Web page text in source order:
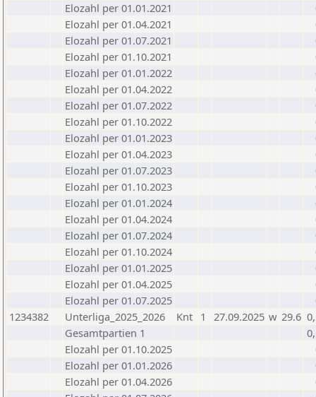
Elozahl per 01.01.2021
Elozahl per 01.04.2021
Elozahl per 01.07.2021
Elozahl per 01.10.2021
Elozahl per 01.01.2022
Elozahl per 01.04.2022
Elozahl per 01.07.2022
Elozahl per 01.10.2022
Elozahl per 01.01.2023
Elozahl per 01.04.2023
Elozahl per 01.07.2023
Elozahl per 01.10.2023
Elozahl per 01.01.2024
Elozahl per 01.04.2024
Elozahl per 01.07.2024
Elozahl per 01.10.2024
Elozahl per 01.01.2025
Elozahl per 01.04.2025
Elozahl per 01.07.2025
1234382
Unterliga_2025_2026 Knt 1 27.09.2025 w 29.6
Gesamtpartien 1
Elozahl per 01.10.2025
Elozahl per 01.01.2026
Elozahl per 01.04.2026